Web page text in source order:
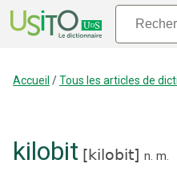
Accueil /Tous les articles de
kilobit [kilobit] n. m.